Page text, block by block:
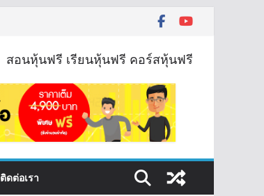
สอนหุ้นฟรี เรียนหุ้นฟรี คอร์สหุ้นฟรี
ติดต่อเรา